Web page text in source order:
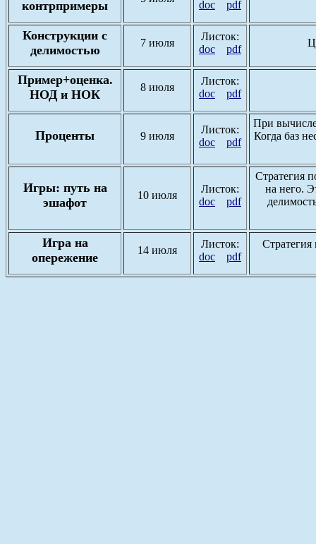
контрпримеры
doc
pdf
Конструкции с
делимостью
7 июля
Листок:
doc
pdf
Пример+оценка.
НОД и НОК
8 июля
Листок:
doc
pdf
Проценты 9 июля
Листок:
doc
pdf
При
Когда баз
Игры: путь на
эшафот
10 июля
Листок:
doc
pdf
Стратегия
на него.
Игра на
опережение
14 июля
Листок:
doc
pdf